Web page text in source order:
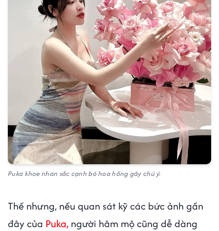
Puka khoe nhan sắc cạnh bó hoa hồng gây chú ý.
Thế nhưng, nếu quan sát kỹ các bức ảnh gần
đây của Puka, người hâm mộ cũng dễ dàng